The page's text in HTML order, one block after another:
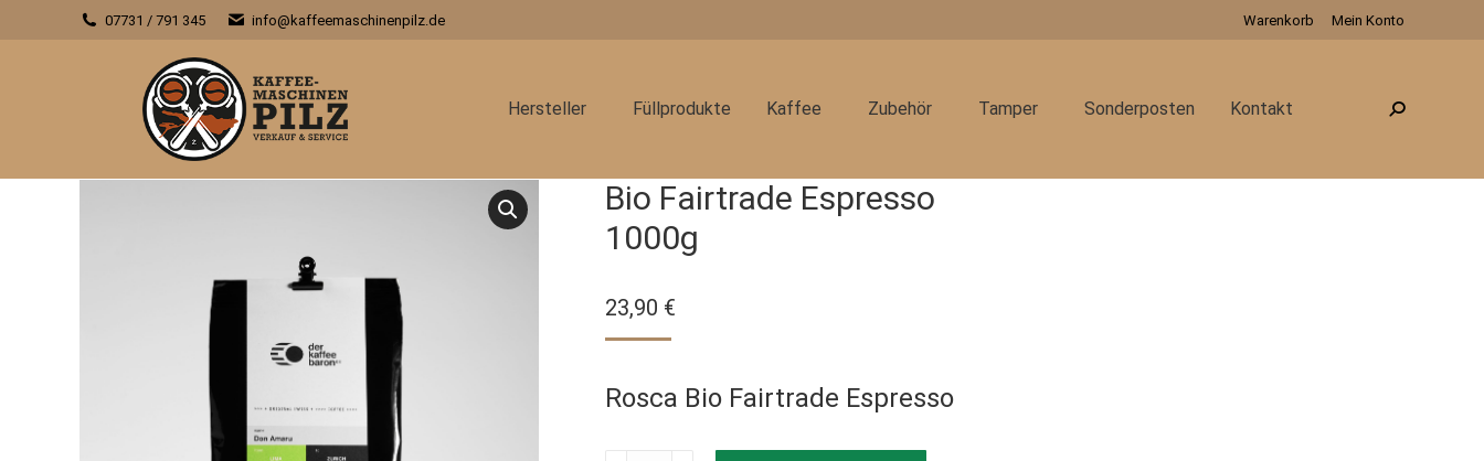
07731 / 791 345 info@kaffeemaschinenpilz.de Warenkorb Mein Konto
Hersteller Füllprodukte Kaffee Zubehör Tamper Sonderposten Kontakt Search:
Bio Fairtrade Espresso
1000g
23,90 €
Rosca Bio Fairtrade Espresso